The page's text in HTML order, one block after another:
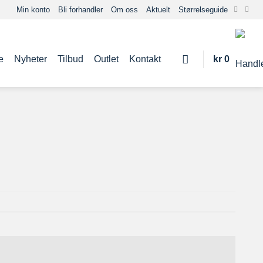
Min konto Bli forhandler Om oss Aktuelt Størrelseguide
Nyheter Tilbud Outlet Kontakt kr 0